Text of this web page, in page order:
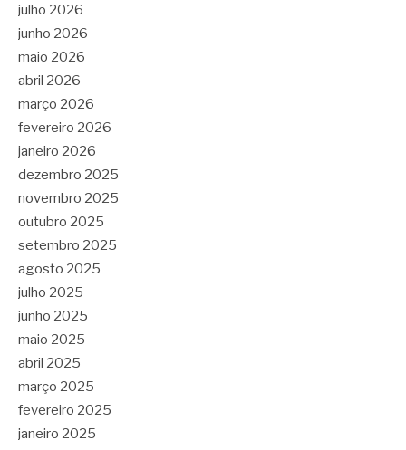
julho 2026
junho 2026
maio 2026
abril 2026
março 2026
fevereiro 2026
janeiro 2026
dezembro 2025
novembro 2025
outubro 2025
setembro 2025
agosto 2025
julho 2025
junho 2025
maio 2025
abril 2025
março 2025
fevereiro 2025
janeiro 2025